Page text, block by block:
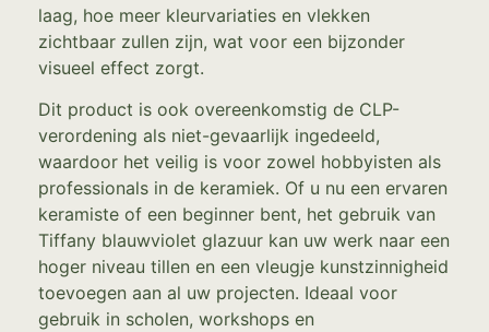
laag, hoe meer kleurvariaties en vlekken
zichtbaar zullen zijn, wat voor een bijzonder
visueel effect zorgt.
Dit product is ook overeenkomstig de CLP-
verordening als niet-gevaarlijk ingedeeld,
waardoor het veilig is voor zowel hobbyisten als
professionals in de keramiek. Of u nu een ervaren
keramiste of een beginner bent, het gebruik van
Tiffany blauwviolet glazuur kan uw werk naar een
hoger niveau tillen en een vleugje kunstzinnigheid
toevoegen aan al uw projecten. Ideaal voor
gebruik in scholen, workshops en